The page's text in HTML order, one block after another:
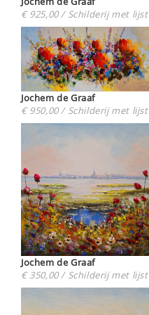
€ 925,00 / Schilderij met lijst
Jochem de Graaf
€ 950,00 / Schilderij met lijst
Jochem de Graaf
€ 350,00 / Schilderij met lijst